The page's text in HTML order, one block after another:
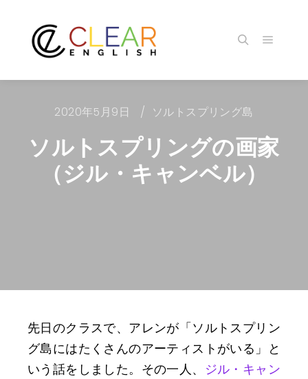
2020年5月9日 ソルトスプリング島
ソルトスプリングの画家
（ジル・キャンベル）
先日のクラスで、アレンが「ソルトスプリン
グ島にはたくさんのアーティストがいる」と
いう話をしました。その一人、 ジル・キャン